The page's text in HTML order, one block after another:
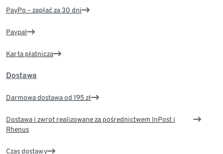
PayPo – zapłać za 30 dni
Paypal
Karta płatnicza
Dostawa
Darmowa dostawa od 195 zł
Dostawa i zwrot realizowane za pośrednictwem InPost i
Rhenus
Czas dostawy